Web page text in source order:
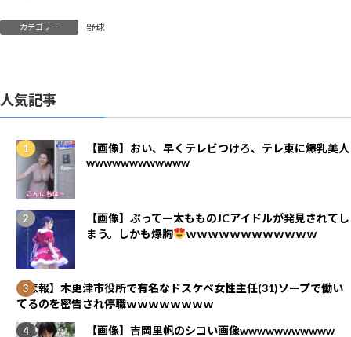
カテゴリー 野球
人気記事
【画像】おい、早くテレビつけろ、テレ東に爆乳美人
wwwwwwwwwwww
【画像】ぶってー太もものJCアイドルが発見されてし
まう。しかも爆胸
ｗｗｗｗｗｗｗｗｗｗｗｗ
【悲報】木更津市役所で有名なドスケベ女性主任(31)ソープで働い
てるのを密告され停職ｗｗｗｗｗｗｗｗ
【画像】吉岡里帆のシコい画像wwwwwwwwwww